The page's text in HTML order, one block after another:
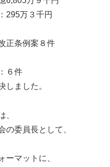
295万３千円
正条例案８件
６件
しました。
、
の委員長として、
ーマットに、